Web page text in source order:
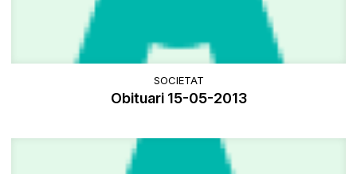
SOCIETAT
Obituari 15-05-2013